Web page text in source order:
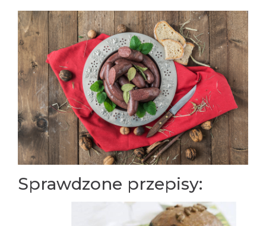
Sprawdzone przepisy: